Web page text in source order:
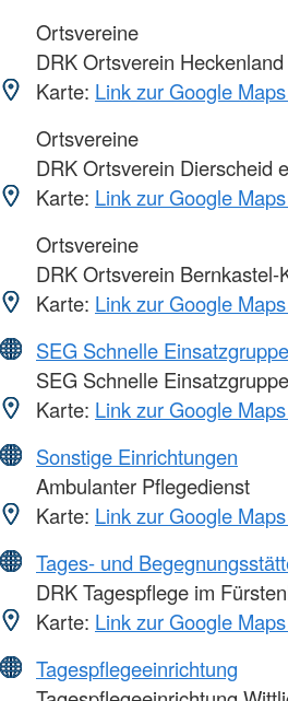
Ortsvereine
DRK Ortsverein Heckenland
Karte: Link zur Google
Ortsvereine
DRK Ortsverein Dierscheid
Karte: Link zur Google
Ortsvereine
DRK Ortsverein Bernkastel-
Karte: Link zur Google
SEG Schnelle Einsatzgruppe
SEG Schnelle
Karte: Link zur Google
Sonstige Einrichtungen
Ambulanter Pflegedienst
Karte: Link zur Google
Tages- und
DRK Tagespflege im
Karte: Link zur Google
Tagespflegeeinrichtung